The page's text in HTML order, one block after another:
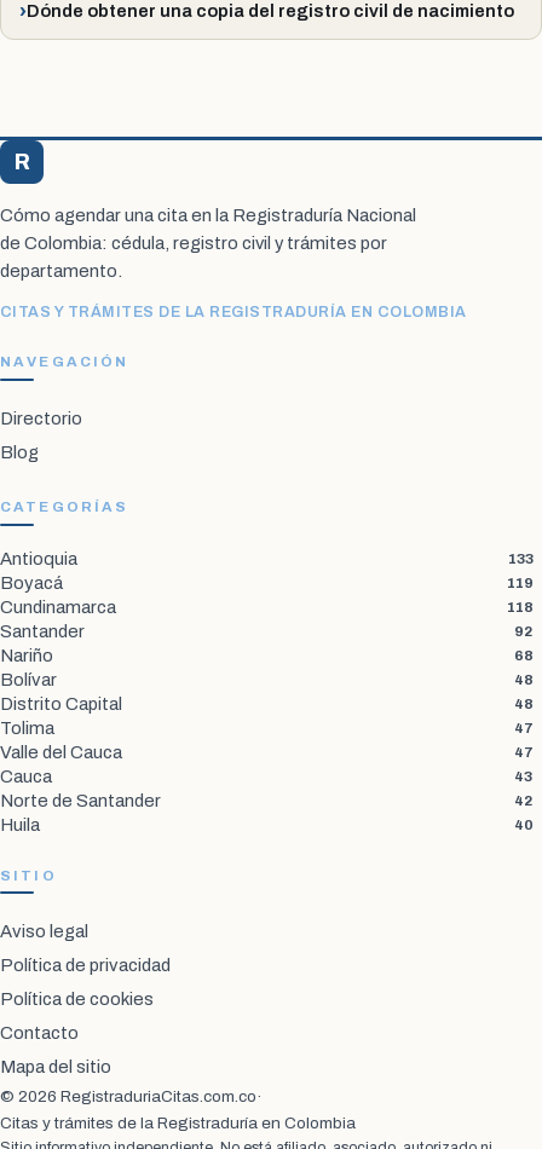
Dónde obtener una copia del registro civil de nacimiento
R
Cómo agendar una cita en la Registraduría Nacional
de Colombia: cédula, registro civil y trámites por
departamento.
CITAS Y TRÁMITES DE LA REGISTRADURÍA EN COLOMBIA
NAVEGACIÓN
Directorio
Blog
CATEGORÍAS
Antioquia 133
Boyacá 119
Cundinamarca 118
Santander 92
Nariño 68
Bolívar 48
Distrito Capital 48
Tolima 47
Valle del Cauca 47
Cauca 43
Norte de Santander 42
Huila 40
SITIO
Aviso legal
Política de privacidad
Política de cookies
Contacto
Mapa del sitio
© 2026 RegistraduriaCitas.com.co·
Citas y trámites de la Registraduría en Colombia